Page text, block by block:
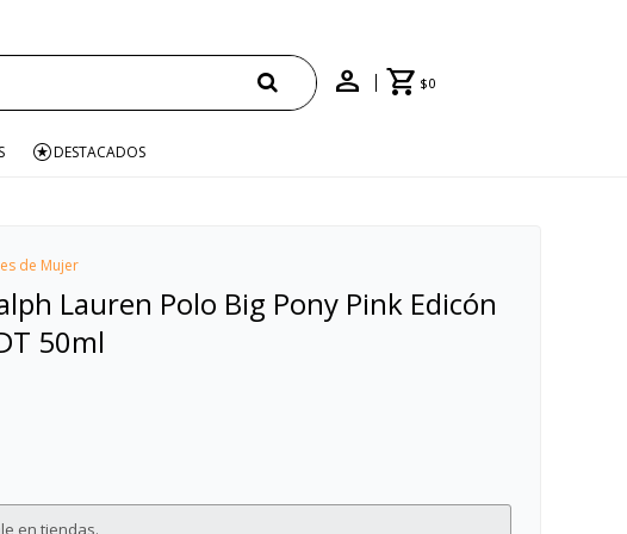
$0
DESTACADOS
de Mujer
Lauren Polo Big Pony Pink Edicón
50ml
en tiendas.